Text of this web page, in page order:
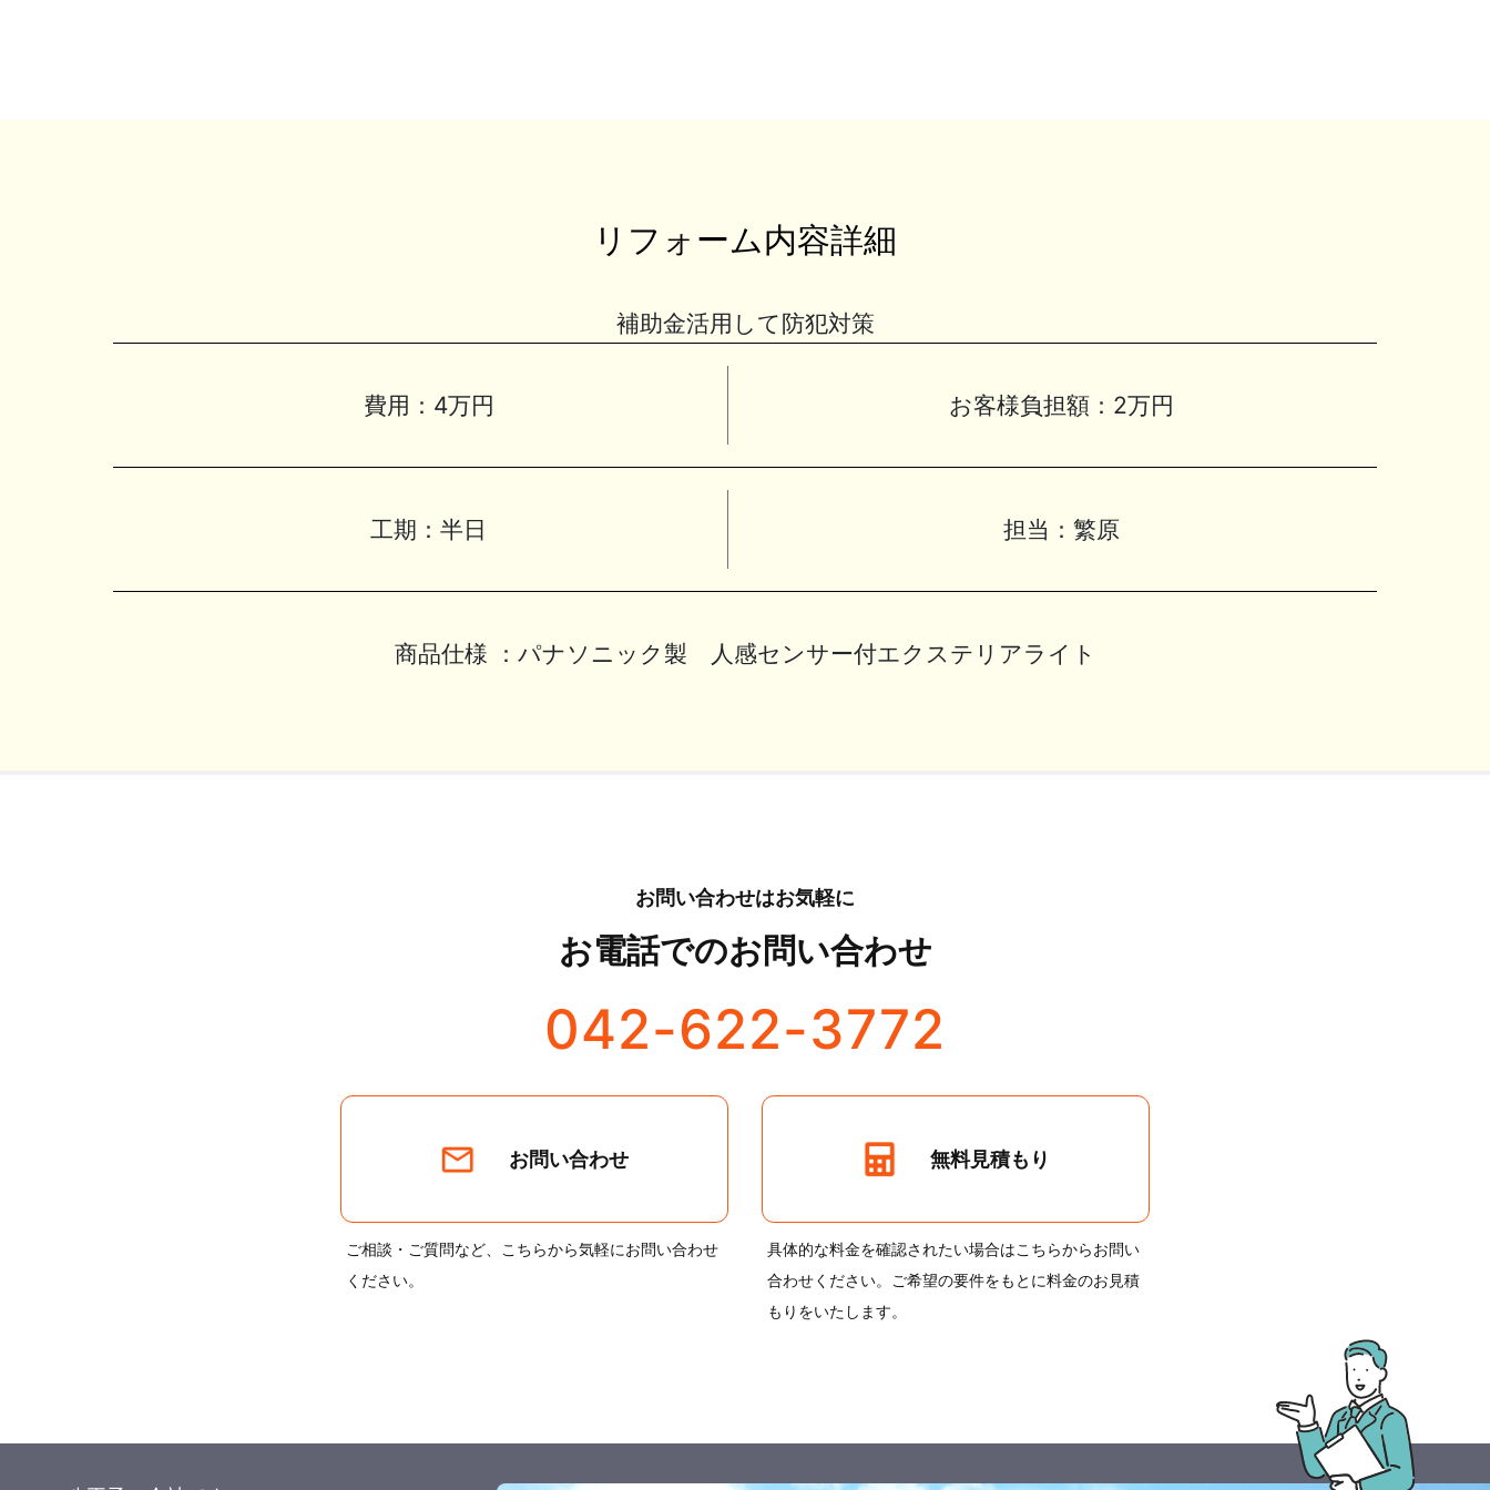
リフォーム内容詳細
補助金活用して防犯対策
費用： 4万円 お客様負担額： 2万円
工期： 半日 担当： 繁原
商品仕様 ： パナソニック製 人感センサー付エクステリアライト
お問い合わせはお気軽に
お電話でのお問い合わせ
042-622-3772
お問い合わせ
ご相談・ご質問など、こちらから気軽にお問い合わせ
ください。
無料見積もり
具体的な料金を確認されたい場合はこちらからお問い
合わせください。ご希望の要件をもとに料金のお見積
もりをいたします。